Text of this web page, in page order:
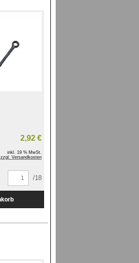
2,92 €
inkl. 19 % MwSt.
zzgl. Versandkosten
/18